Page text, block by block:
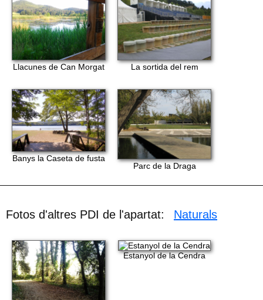
Llacunes de Can Morgat La sortida del rem
Banys la Caseta de fusta
Parc de la Draga
Fotos d'altres PDI de l'apartat: Naturals
Estanyol de la Cendra